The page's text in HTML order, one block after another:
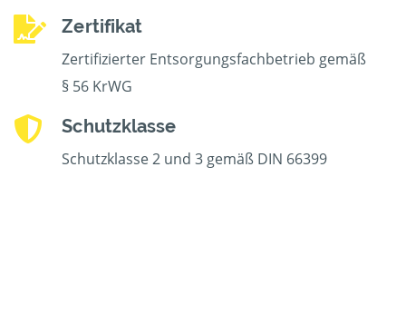
Zertifikat
Zertifizierter Entsorgungsfachbetrieb gemäß
§ 56 KrWG
Schutzklasse
Schutzklasse 2 und 3 gemäß DIN 66399